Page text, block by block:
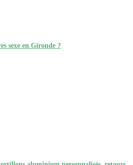
sexe en Gironde ?